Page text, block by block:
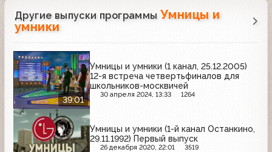
Другие выпуски программы Умницы и
умники
39:01
Умницы и умники (1 канал, 25.12.2005)
12-я встреча четвертьфиналов для
школьников-москвичей
30 апреля 2024, 13:33 1264
Умницы и умники (1-й канал Останкино,
29.11.1992) Первый выпуск
26 декабря 2020, 22:01 3519